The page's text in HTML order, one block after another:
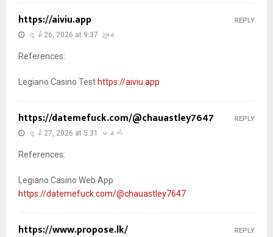
https://aiviu.app
ဇွန် 26, 2026 at 9:37 ညနေ
References:
Legiano Casino Test https://aiviu.app
REPLY
https://datemefuck.com/@chauastley7647
ဇွန် 27, 2026 at 5:31 မနက်
References:
Legiano Casino Web App
https://datemefuck.com/@chauastley7647
REPLY
https://www.propose.lk/ REPLY